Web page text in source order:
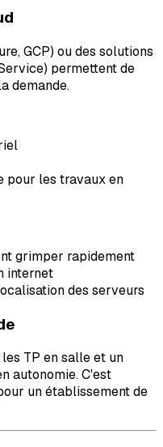
GCP) ou des solutions
permettent de
demande.
pour les travaux en
grimper rapidement
internet
des serveurs
TP en salle et un
autonomie. C'est
un établissement de